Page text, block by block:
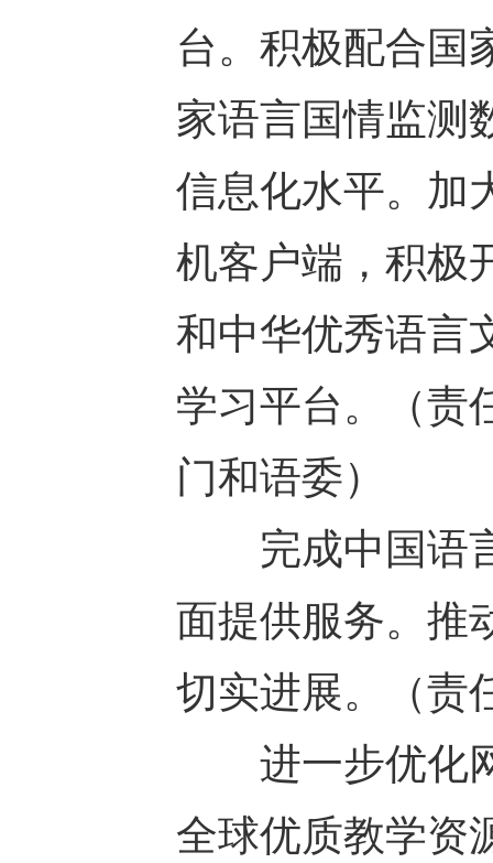
台。积极配合国
家语言国情监测
信息化水平。加
机客户端，积极
和中华优秀语言
学习平台。（责
门和语委）
完成中国语言
面提供服务。推
切实进展。（责
进一步优化网
全球优质教学资